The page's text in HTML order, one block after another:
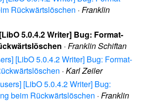
Rückwärtslöschen · Franklin
5.0.4.2 Writer] Bug: Format-
· Franklin Schiftan
[LibO 5.0.4.2 Writer] Bug: Format-
· Karl Zeiler
[LibO 5.0.4.2 Writer] Bug:
beim Rückwärtslöschen · Franklin